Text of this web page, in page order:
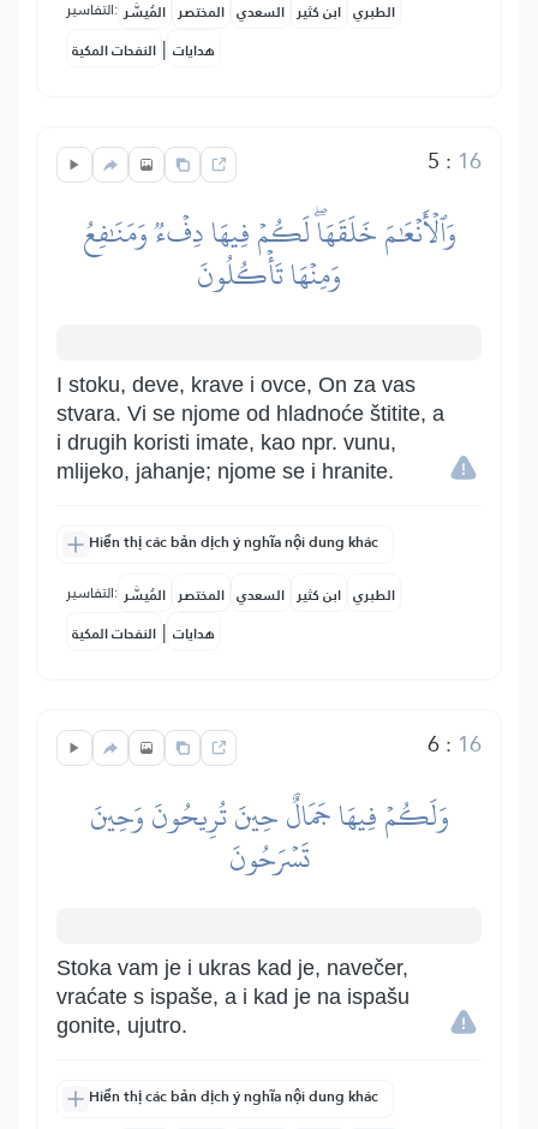
التفاسير: المُيسَّر المختصر السعدي ابن كثير الطبري
النفحات المكية | هدايات
5 : 16
وَٱلۡأَنۡعَٰمَ خَلَقَهَاۖ لَكُمۡ فِيهَا دِفۡءٞ وَمَنَٰفِعُ
وَمِنۡهَا تَأۡكُلُونَ
I stoku, deve, krave i ovce, On za vas
stvara. Vi se njome od hladnoće štitite, a
i drugih koristi imate, kao npr. vunu,
mlijeko, jahanje; njome se i hranite.
Hiển thị các bản dịch ý nghĩa nội dung khác
التفاسير: المُيسَّر المختصر السعدي ابن كثير الطبري
النفحات المكية | هدايات
6: 16
وَلَكُمۡ فِيهَا جَمَالٌ حِينَ تُرِيحُونَ وَحِينَ
تَسۡرَحُونَ
Stoka vam je i ukras kad je, navečer,
vraćate s ispaše, a i kad je na ispašu
gonite, ujutro.
Hiển thị các bản dịch ý nghĩa nội dung khác